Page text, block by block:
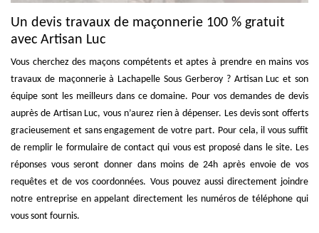
Un devis travaux de maçonnerie 100 % gratuit
avec Artisan Luc
Vous cherchez des maçons compétents et aptes à prendre en mains vos
travaux de maçonnerie à Lachapelle Sous Gerberoy ? Artisan Luc et son
équipe sont les meilleurs dans ce domaine. Pour vos demandes de devis
auprès de Artisan Luc, vous n’aurez rien à dépenser. Les devis sont offerts
gracieusement et sans engagement de votre part. Pour cela, il vous suffit
de remplir le formulaire de contact qui vous est proposé dans le site. Les
réponses vous seront donner dans moins de 24h après envoie de vos
requêtes et de vos coordonnées. Vous pouvez aussi directement joindre
notre entreprise en appelant directement les numéros de téléphone qui
vous sont fournis.